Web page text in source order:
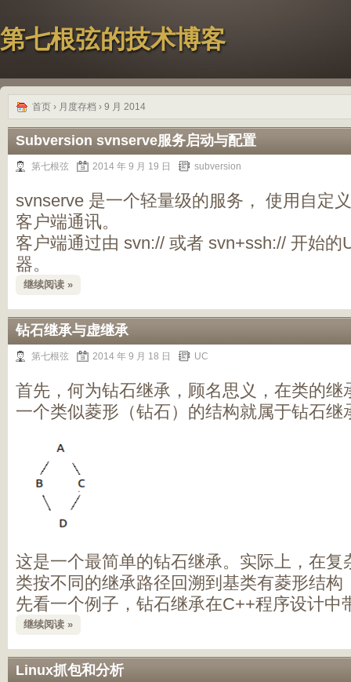
第七根弦的技术博客
首页 › 月度存档 › 9 月 2014
Subversion svnserve服务启动与配置
第七根弦 2014 年 9 月 19 日 subversion
svnserve 是一个轻量级的服务， 使用自定
客户端通讯。
客户端通过由 svn:// 或者 svn+ssh:// 开始的
器。
继续阅读 »
钻石继承与虚继承
第七根弦 2014 年 9 月 18 日 UC
首先，何为钻石继承，顾名思义，在类的继
一个类似菱形（钻石）的结构就属于钻石继
这是一个最简单的钻石继承。实际上，在复
类按不同的继承路径回溯到基类有菱形结构
先看一个例子，钻石继承在C++程序设计中
继续阅读 »
Linux抓包和分析